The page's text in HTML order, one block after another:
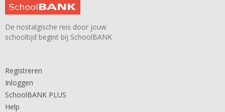
De nostalgische reis door jouw
schooltijd begint bij SchoolBANK
Registreren
Inloggen
SchoolBANK PLUS
Help